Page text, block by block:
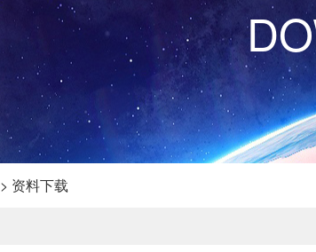
> 资料下载